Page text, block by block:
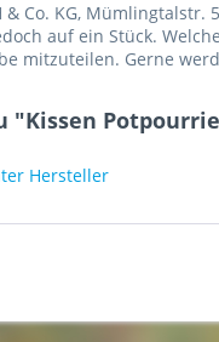
Co. KG,
auf ein Stück.
mitzuteilen. Gerne
Hersteller